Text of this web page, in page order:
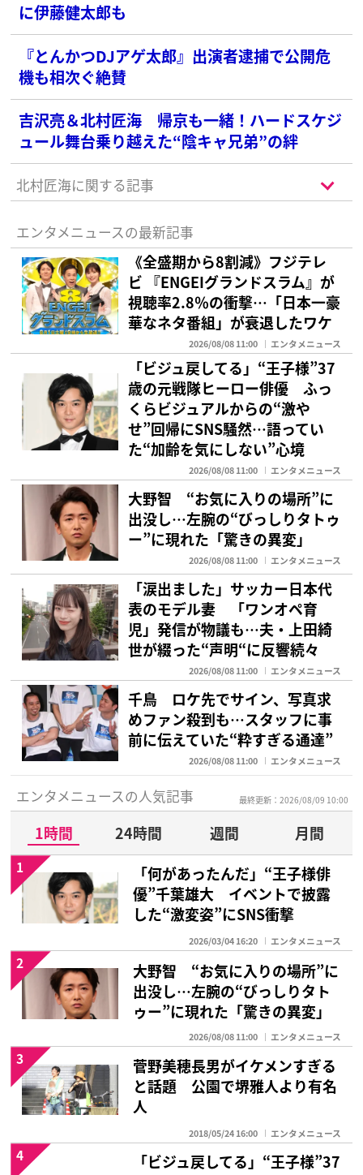
に伊藤健太郎も
『とんかつDJアゲ太郎』出演者逮捕で公開危
機も相次ぐ絶賛
吉沢亮＆北村匠海 帰京も一緒！ハードスケジ
ュール舞台乗り越えた“陰キャ兄弟”の絆
北村匠海に関する記事
エンタメニュースの最新記事
《全盛期から8割減》フジテレ
ビ 『ENGEIグランドスラム』が
視聴率2.8％の衝撃…「日本一豪
華なネタ番組」が衰退したワケ
2026/08/08 11:00 エンタメニュース
「ビジュ戻してる」“王子様”37
歳の元戦隊ヒーロー俳優 ふっ
くらビジュアルからの“激や
せ”回帰にSNS騒然…語ってい
た“加齢を気にしない”心境
2026/08/08 11:00 エンタメニュース
大野智 “お気に入りの場所”に
出没し…左腕の“びっしりタトゥ
ー”に現れた「驚きの異変」
2026/08/08 11:00 エンタメニュース
「涙出ました」サッカー日本代
表のモデル妻 「ワンオペ育
児」発信が物議も…夫・上田綺
世が綴った“声明“に反響続々
2026/08/08 11:00 エンタメニュース
千鳥 ロケ先でサイン、写真求
めファン殺到も…スタッフに事
前に伝えていた“粋すぎる通達”
2026/08/08 11:00 エンタメニュース
エンタメニュースの人気記事 最終更新：2026/08/09 10:00
1時間 24時間 週間
月間
「何があったんだ」“王子様俳
優”千葉雄大 イベントで披露
した“激変姿”にSNS衝撃
2026/03/04 16:20 エンタメニュース
1
大野智 “お気に入りの場所”に
出没し…左腕の“びっしりタト
ゥー”に現れた「驚きの異変」
2026/08/08 11:00 エンタメニュース
2
菅野美穂長男がイケメンすぎる
と話題 公園で堺雅人より有名
人
2018/05/24 16:00 エンタメニュース
3
「ビジュ戻してる」“王子様”37
4